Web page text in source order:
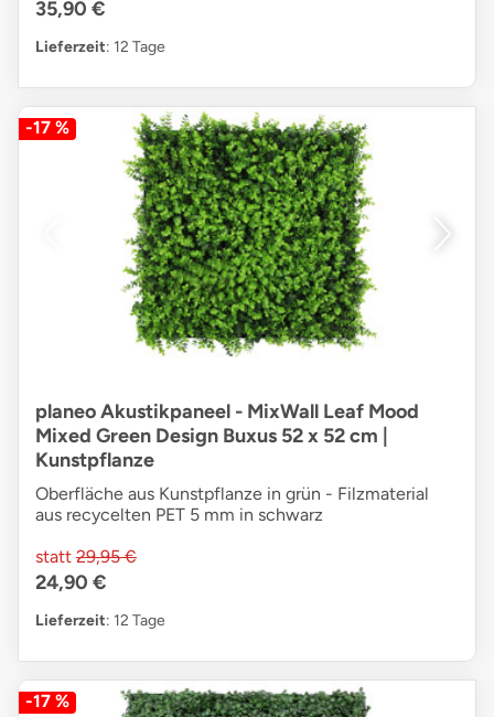
35,90 €
Lieferzeit: 12 Tage
-17 %
planeo Akustikpaneel - MixWall Leaf Mood
Mixed Green Design Buxus 52 x 52 cm |
Kunstpflanze
Oberfläche aus Kunstpflanze in grün - Filzmaterial
aus recycelten PET 5 mm in schwarz
statt 29,95 €
24,90 €
Lieferzeit: 12 Tage
-17 %